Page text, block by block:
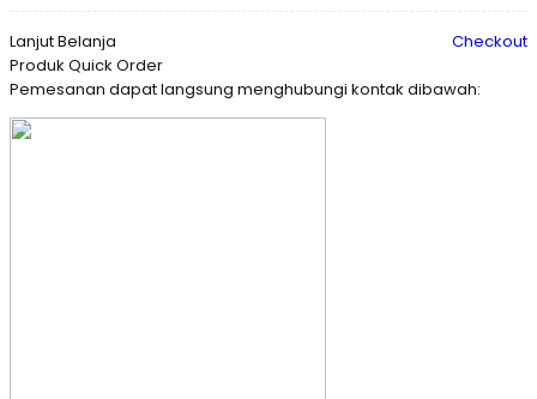
Lanjut Belanja
Checkout
Produk Quick Order
Pemesanan dapat langsung menghubungi kontak dibawah: